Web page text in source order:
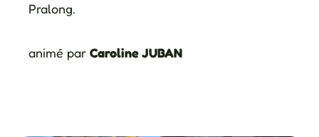
Pralong.
animé par Caroline JUBAN